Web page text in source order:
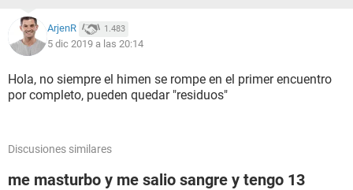
ArjenR 1.483
5 dic 2019 a las 20:14
Hola, no siempre el himen se rompe en el primer encuentro
por completo, pueden quedar "residuos"
Discusiones similares
me masturbo y me salio sangre y tengo 13